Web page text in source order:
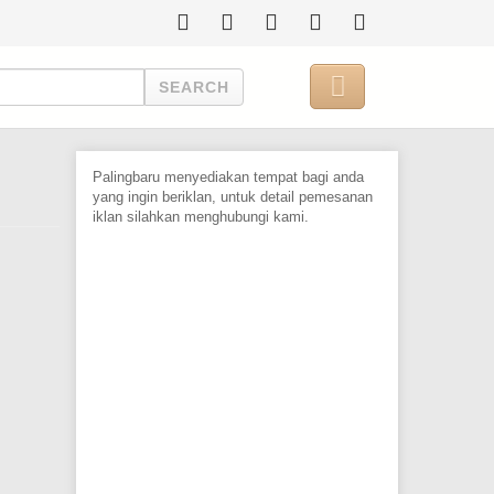
SEARCH

Palingbaru menyediakan tempat bagi anda
yang ingin beriklan, untuk detail pemesanan
iklan silahkan menghubungi kami.